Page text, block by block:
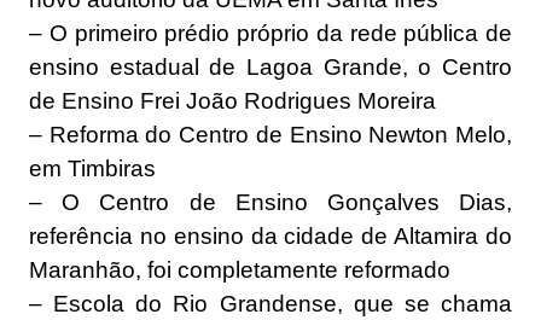
– O primeiro prédio próprio da rede pública de
ensino estadual de Lagoa Grande, o Centro
de Ensino Frei João Rodrigues Moreira
– Reforma do Centro de Ensino Newton Melo,
em Timbiras
– O Centro de Ensino Gonçalves Dias,
referência no ensino da cidade de Altamira do
Maranhão, foi completamente reformado
– Escola do Rio Grandense, que se chama